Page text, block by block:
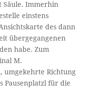
Säule. Immerhin
einstens
des dann
übergegangenen
habe. Zum
M.
umgekehrte Richtung
Pausenplatzl für die